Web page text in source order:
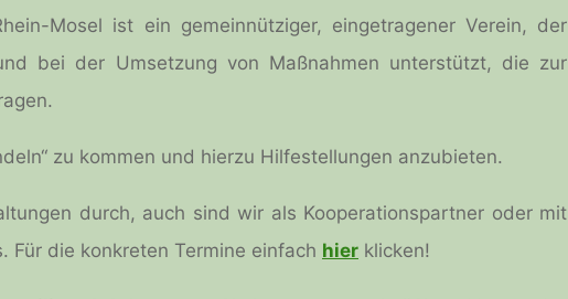
Mosel ist ein gemeinnütziger, eingetragener Verein, der
bei der Umsetzung von Maßnahmen unterstützt, die zur
zu kommen und hierzu Hilfestellungen anzubieten.
durch, auch sind wir als Kooperationspartner oder mit
Für die konkreten Termine einfach hierklicken!